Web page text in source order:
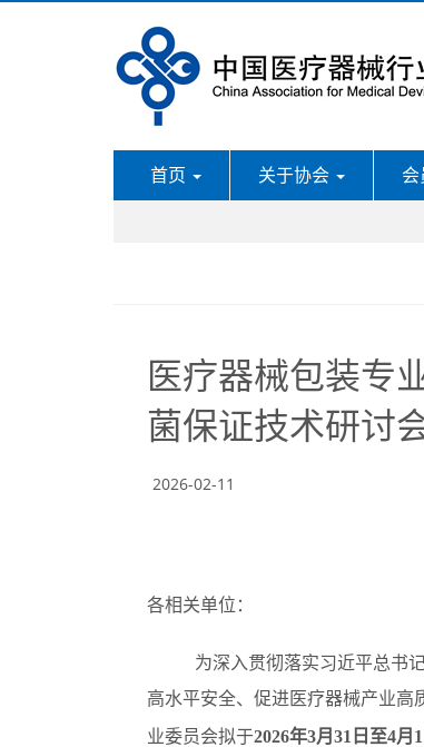
首页 关于协会
医疗器械包装专
菌保证技术研讨
2026-02-11
各相关单位 ：
为深入贯彻落实习近平总书
高水平安全、促进医疗器械产业
业委员会拟于2026年3月31日至4月1